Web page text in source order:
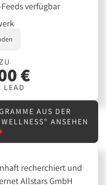
verfügbar
€
LEAD
AUS DER
ANSEHEN
recherchiert und
Allstars GmbH